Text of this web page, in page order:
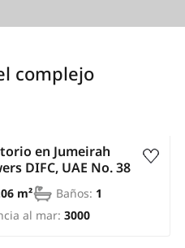
complejo
en Jumeirah
DIFC, UAE No. 38
m² Baños: 1
al mar: 3000